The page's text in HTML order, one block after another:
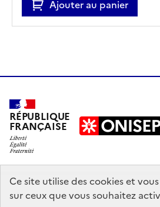
Ce site utilise des cookies et
sur ceux que vous souhaitez
Ajouter au panier
RÉPUBLIQUE
FRANÇAISE
education.gouv.fr
enseignementsup-recherche.gouv.fr